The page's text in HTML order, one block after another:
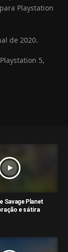
Playstation
de 2020.
5,
Savage Planet
e sátira